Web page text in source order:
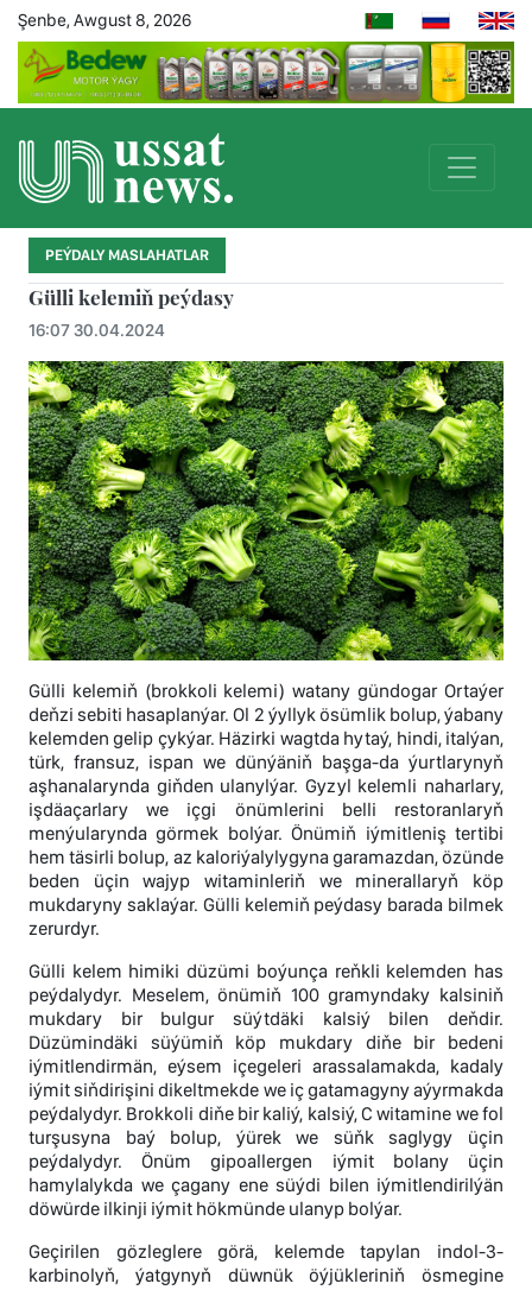
Şenbe, Awgust 8, 2026
PEÝDALY MASLAHATLAR
Gülli kelemiň peýdasy
16:07 30.04.2024
Gülli kelemiň (brokkoli kelemi) watany gündogar Ortaýer
deňzi sebiti hasaplanýar. Ol 2 ýyllyk ösümlik bolup, ýabany
kelemden gelip çykýar. Häzirki wagtda hytaý, hindi, italýan,
türk, fransuz, ispan we dünýäniň başga-da ýurtlarynyň
aşhanalarynda giňden ulanylýar. Gyzyl kelemli naharlary,
işdäaçarlary we içgi önümlerini belli restoranlaryň
menýularynda görmek bolýar. Önümiň iýmitleniş tertibi
hem täsirli bolup, az kaloriýalylygyna garamazdan, özünde
beden üçin wajyp witaminleriň we minerallaryň köp
mukdaryny saklaýar. Gülli kelemiň peýdasy barada bilmek
zerurdyr.
Gülli kelem himiki düzümi boýunça reňkli kelemden has
peýdalydyr. Meselem, önümiň 100 gramyndaky kalsiniň
mukdary bir bulgur süýtdäki kalsiý bilen deňdir.
Düzümindäki süýümiň köp mukdary diňe bir bedeni
iýmitlendirmän, eýsem içegeleri arassalamakda, kadaly
iýmit siňdirişini dikeltmekde we iç gatamagyny aýyrmakda
peýdalydyr. Brokkoli diňe bir kaliý, kalsiý, C witamine we fol
turşusyna baý bolup, ýürek we süňk saglygy üçin
peýdalydyr. Önüm gipoallergen iýmit bolany üçin
hamylalykda we çagany ene süýdi bilen iýmitlendirilýän
döwürde ilkinji iýmit hökmünde ulanyp bolýar.
Geçirilen gözleglere görä, kelemde tapylan indol-3-
karbinolyň, ýatgynyň düwnük öýjükleriniň ösmegine